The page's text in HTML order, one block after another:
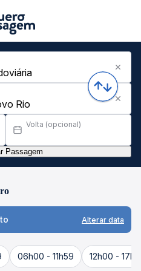
Volta (opcional)
Passagem
Alterar data
06h00 - 11h59 12h00 -